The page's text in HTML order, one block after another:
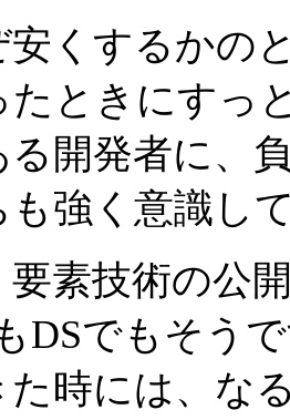
くするかの
たときにすっ
る開発者に、
も強く意識し
素技術の公
DSでもそう
時には、な